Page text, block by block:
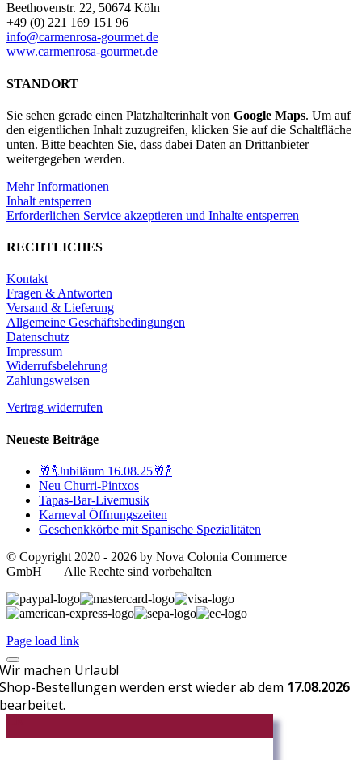
Beethovenstr. 22, 50674 Köln
+49 (0) 221 169 151 96
info@carmenrosa-gourmet.de
www.carmenrosa-gourmet.de
STANDORT
Sie sehen gerade einen Platzhalterinhalt von Google Maps. Um auf
den eigentlichen Inhalt zuzugreifen, klicken Sie auf die Schaltfläche
unten. Bitte beachten Sie, dass dabei Daten an Drittanbieter
weitergegeben werden.
Mehr Informationen
Inhalt entsperren
Erforderlichen Service akzeptieren und Inhalte entsperren
RECHTLICHES
Kontakt
Fragen & Antworten
Versand & Lieferung
Allgemeine Geschäftsbedingungen
Datenschutz
Impressum
Widerrufsbelehrung
Zahlungsweisen
Vertrag widerrufen
Neueste Beiträge
🥂🍾Jubiläum 16.08.25🥂🍾
Neu Churri-Pintxos
Tapas-Bar-Livemusik
Karneval Öffnungszeiten
Geschenkkörbe mit Spanische Spezialitäten
© Copyright 2020 - 2026 by Nova Colonia Commerce
GmbH | Alle Rechte sind vorbehalten
Page load link
Wir machen Urlaub!
Shop-Bestellungen werden erst wieder ab dem 17.08.2026
bearbeitet.